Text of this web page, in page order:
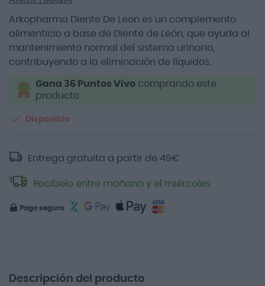
Arkopharma Diente De Leon es un complemento
alimenticio a base de Diente de León, que ayuda al
mantenimiento normal del sistema urinario,
contribuyendo a la eliminación de líquidos.
Gana 36 Puntos Vivo comprando este
producto
Disponible
Entrega gratuita a partir de 49€
Recíbelo entre mañana y el miércoles
Pago seguro
Descripción del producto